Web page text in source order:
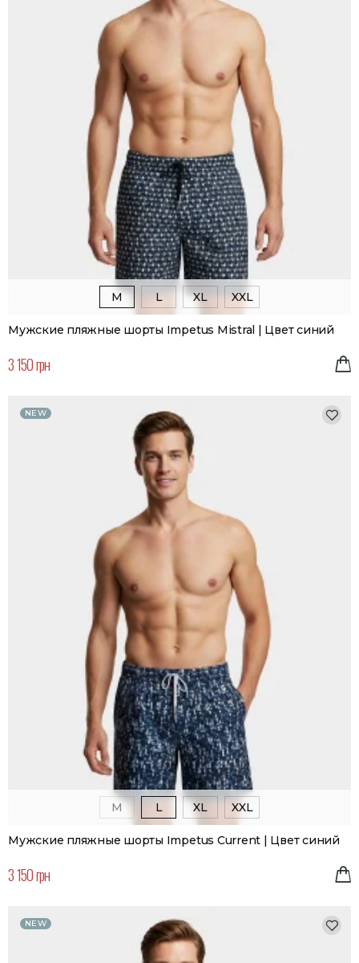
M L XL XXL
Мужские пляжные шорты Impetus Mistral | Цвет синий
3 150 грн
NEW
M L XL XXL
Мужские пляжные шорты Impetus Current | Цвет синий
3 150 грн
NEW